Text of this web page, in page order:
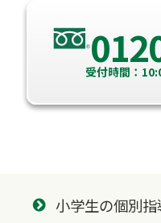
受付時間：
小学生の個別指